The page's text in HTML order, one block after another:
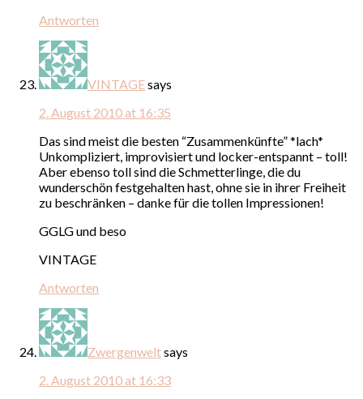
Antworten
VINTAGEsays
2. August 2010 at 16:35
Das sind meist die besten “Zusammenkünfte” *lach*
Unkompliziert, improvisiert und locker-entspannt – toll!
Aber ebenso toll sind die Schmetterlinge, die du
wunderschön festgehalten hast, ohne sie in ihrer Freiheit
zu beschränken – danke für die tollen Impressionen!
GGLG und beso
VINTAGE
Antworten
Zwergenweltsays
2. August 2010 at 16:33